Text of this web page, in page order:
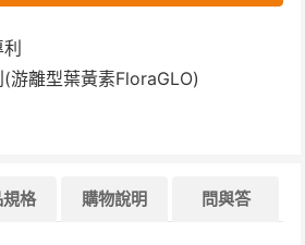
游離型葉黃素FloraGLO)
格 購物說明 問與答